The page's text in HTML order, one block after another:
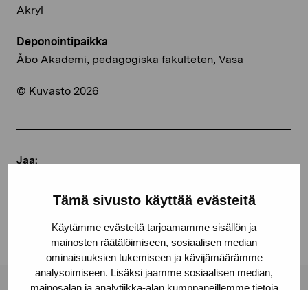
Tämä sivusto käyttää evästeitä
Käytämme evästeitä tarjoamamme sisällön ja
mainosten räätälöimiseen, sosiaalisen median
ominaisuuksien tukemiseen ja kävijämäärämme
analysoimiseen. Lisäksi jaamme sosiaalisen median,
mainosalan ja analytiikka-alan kumppaneillemme tietoja
Akryl
Deponointipaikka
Åbo Akademi, pedagogiska fakulteten, Vasa
© Kuvasto 2026
Jaa:
Linkedin